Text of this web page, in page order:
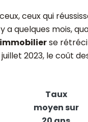
ceux qui
a quelques mois,
se
2023, le coût
Taux
moyen sur